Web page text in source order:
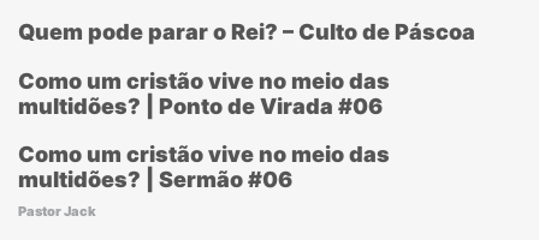
Quem pode parar o Rei? – Culto de Páscoa
Como um cristão vive no meio das
multidões? | Ponto de Virada #06
Como um cristão vive no meio das
multidões? | Sermão #06
Pastor Jack